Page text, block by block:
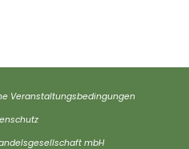
Veranstaltungsbedingungen
mbH